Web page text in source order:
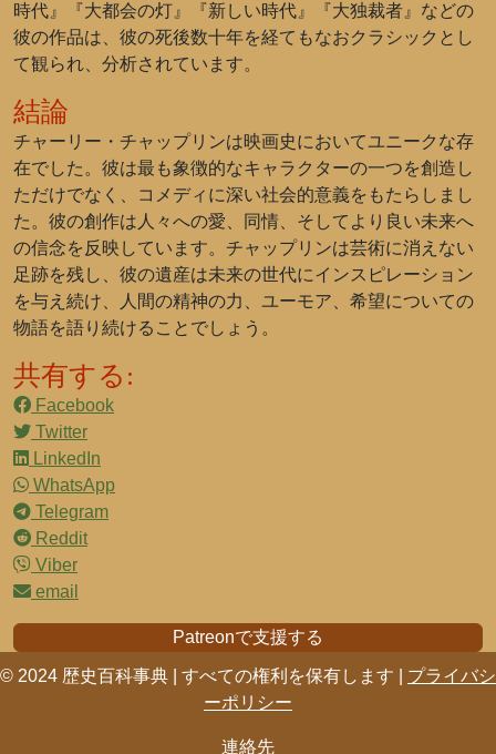
時代』『大都会の灯』『新しい時代』『大独裁者』などの
彼の作品は、彼の死後数十年を経てもなおクラシックとし
て観られ、分析されています。
結論
チャーリー・チャップリンは映画史においてユニークな存
在でした。彼は最も象徴的なキャラクターの一つを創造し
ただけでなく、コメディに深い社会的意義をもたらしまし
た。彼の創作は人々への愛、同情、そしてより良い未来へ
の信念を反映しています。チャップリンは芸術に消えない
足跡を残し、彼の遺産は未来の世代にインスピレーション
を与え続け、人間の精神の力、ユーモア、希望についての
物語を語り続けることでしょう。
共有する:
Facebook
Twitter
LinkedIn
WhatsApp
Telegram
Reddit
Viber
email
Patreonで支援する
© 2024 歴史百科事典 | すべての権利を保有します | プライバシ
ーポリシー
連絡先